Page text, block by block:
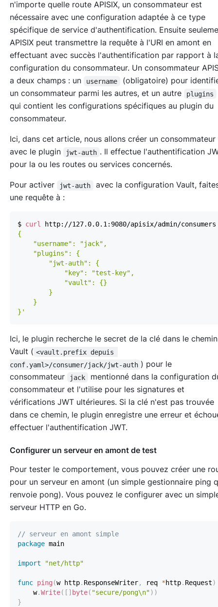
n'importe quelle route APISIX, un consommateur est
nécessaire avec une configuration adaptée à ce type
spécifique de service d'authentification. Ensuite
APISIX peut transmettre la requête à l'URI en amont en
effectuant avec succès l'authentification par rapport à
configuration du consommateur. Un consommateur
a deux champs : un
username
(obligatoire) pour
un consommateur parmi les autres, et un autre
plugins
qui contient les configurations spécifiques au plugin du
consommateur.
Ici, dans cet article, nous allons créer un consommateur
avec le plugin
jwt-auth . Il effectue l'authentification
pour la ou les routes ou services concernés.
Pour activer jwt-auth
avec la configuration Vault,
une requête à :
$ curl http://127.0.0.1:9080/apisix/admin/
}'
Ici, le plugin recherche le secret de la clé dans le chemin
Vault ( <vault.prefix depuis
conf.yaml>/consumer/jack/jwt-auth ) pour le
consommateur
jack
mentionné dans la configuration
consommateur et l'utilise pour les signatures et
vérifications JWT ultérieures. Si la clé n'est pas trouvée
dans ce chemin, le plugin enregistre une erreur et
effectuer l'authentification JWT.
Configurer un serveur en amont de test
Pour tester le comportement, vous pouvez créer une
pour un serveur en amont (un simple gestionnaire ping
renvoie pong). Vous pouvez le configurer avec un
serveur HTTP en Go.
// serveur en amont simple
package
import "net/http"
func ping (w http. ResponseWriter, req *http. Request)
    w
.Write( [ ] byte( "secure/pong\n") )
}